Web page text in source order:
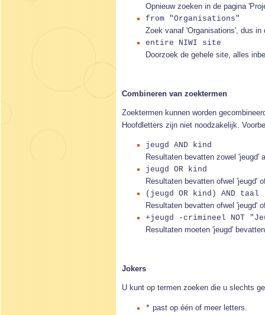
Opnieuw zoeken in de pagina
from "Organisations"
Zoek vanaf 'Organisations', dus in
entire NIWI site
Doorzoek de gehele site, alles
Combineren van zoektermen
Zoektermen kunnen worden
Hoofdletters zijn niet noodzakelijk.
jeugd AND kind
Resultaten bevatten zowel 'jeugd'
jeugd OR kind
Resultaten bevatten ofwel 'jeugd'
(jeugd OR kind) AND taal
Resultaten bevatten ofwel 'jeugd'
+jeugd -crimineel NOT
Resultaten moeten 'jeugd'
Jokers
U kunt op termen zoeken die u slechts
* past op één of meer letters.